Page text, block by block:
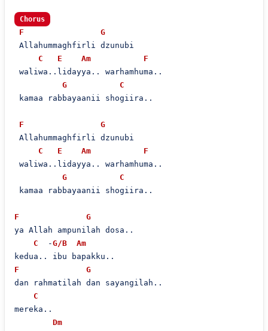
Chorus
F
G
Allahummaghfirli dzunubi
C
E Am
F
waliwa..lidayya.. warhamhuma..
G
C
kamaa rabbayaanii shogiira..
F
G
Allahummaghfirli dzunubi
C
E Am
F
waliwa..lidayya.. warhamhuma..
G
C
kamaa rabbayaanii shogiira..
F
G
ya Allah ampunilah dosa..
C
  -
G/B
Am
F
G
dan rahmatilah dan sayangilah..
C
mereka..
Dm